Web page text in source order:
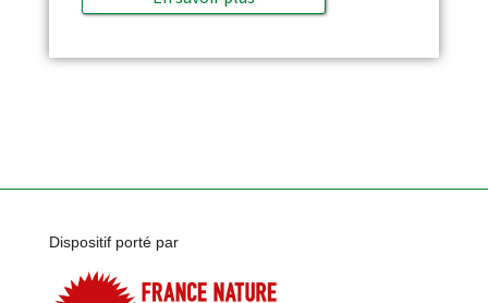
Dispositif porté par